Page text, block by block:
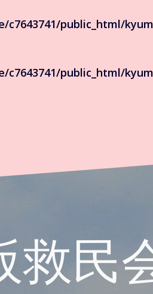
c7643741/public_html/
c7643741/public_html/
救民